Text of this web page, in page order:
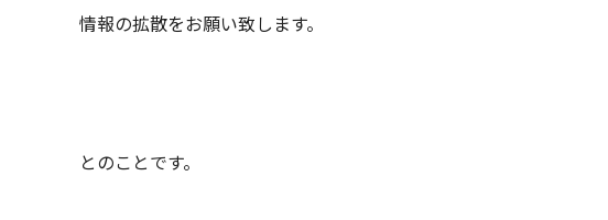
情報の拡散をお願い致します。
とのことです。